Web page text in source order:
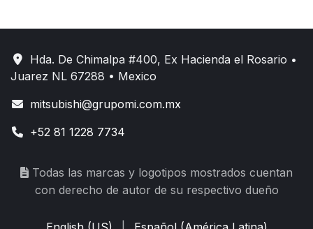
Hda. De Chimalpa #400, Ex Hacienda el Rosario •
Juarez NL 67288 • Mexico
mitsubishi@grupomi.com.mx
+52 81 1228 7734
Todas las marcas y logotipos mostrados cuentan
con derecho de autor de su respectivo dueño